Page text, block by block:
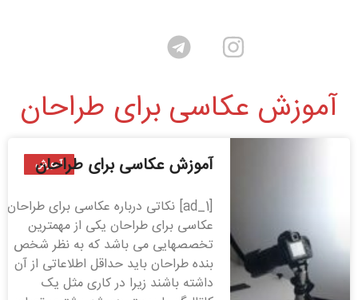
آموزش عکاسی برای طراحان
آموزش
آموزش عکاسی برای طراحان
[ad_1] نکاتی درباره عکاسی برای طراحان
عکاسی برای طراحان یکی از مهمترین
تخصصهایی می باشد که به نظر شخص
بنده طراحان باید حداقل اطلاعاتی از آن
داشته باشند زیرا در کاری مثل یک